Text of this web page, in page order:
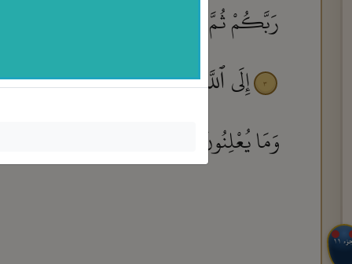
١١
رَبَّكُمْ ثُمَّ تُوبُوٓا۟ إِلَيْهِ يُمَتِّعْكُم
٣ إِلَى ٱللَّهِ مَرْجِعُكُمْ ۖ وَهُوَ عَلَىٰ كُلِّ
وَمَا يُعْلِنُونَ ۚ إِنَّهُۥ عَلِيمٌۢ بِذَاتِ ٱلصُّدُورِ